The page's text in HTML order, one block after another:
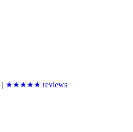
| ★★★★★ reviews